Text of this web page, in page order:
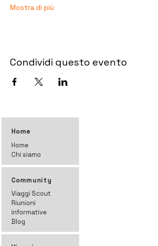
Mostra di più
Condividi questo evento
Home
Home
Chi siamo
Community
Viaggi Scout
Riunioni
informative
Blog